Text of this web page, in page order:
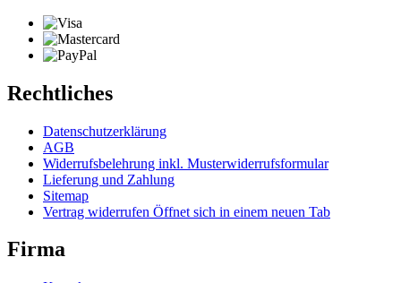
Rechtliches
Datenschutzerklärung
AGB
Widerrufsbelehrung inkl. Musterwiderrufsformular
Lieferung und Zahlung
Sitemap
Vertrag widerrufen Öffnet sich in einem neuen Tab
Firma